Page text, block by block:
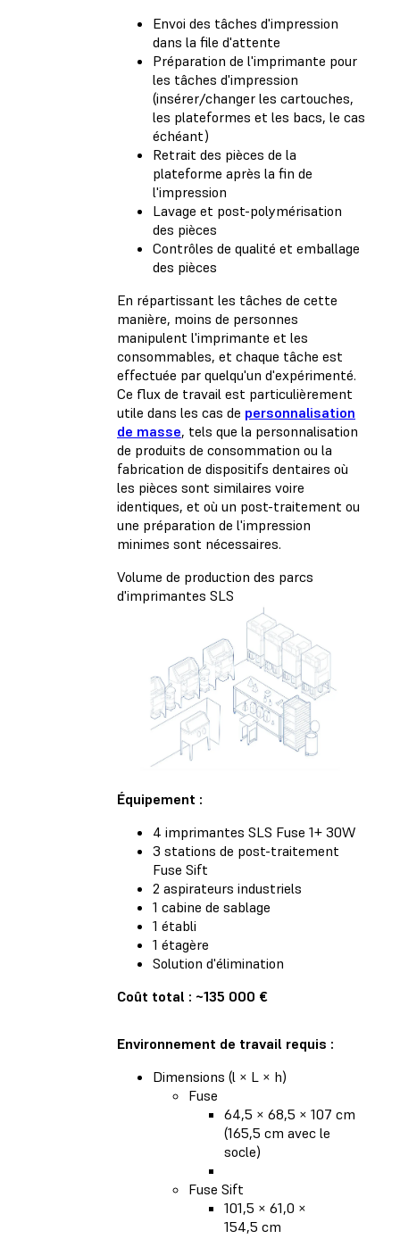
Envoi des tâches d'impression
dans la file d'attente
Préparation de l'imprimante pour
les tâches d'impression
(insérer/changer les cartouches,
les plateformes et les bacs, le cas
échéant)
Retrait des pièces de la
plateforme après la fin de
l'impression
Lavage et post-polymérisation
des pièces
Contrôles de qualité et emballage
des pièces
En répartissant les tâches de cette
manière, moins de personnes
manipulent l'imprimante et les
consommables, et chaque tâche est
effectuée par quelqu'un d'expérimenté.
Ce flux de travail est particulièrement
utile dans les cas de personnalisation
de masse, tels que la personnalisation
de produits de consommation ou la
fabrication de dispositifs dentaires où
les pièces sont similaires voire
identiques, et où un post-traitement ou
une préparation de l'impression
minimes sont nécessaires.
Volume de production des parcs
d'imprimantes SLS
Équipement :
4 imprimantes SLS Fuse 1+ 30W
3 stations de post-traitement
Fuse Sift
2 aspirateurs industriels
1 cabine de sablage
1 établi
1 étagère
Solution d'élimination
Coût total : ~135 000 €
Environnement de travail requis :
Dimensions (l × L × h)
Fuse
64,5 × 68,5 × 107 cm
(165,5 cm avec le
socle)
Fuse Sift
101,5 × 61,0 ×
154,5 cm